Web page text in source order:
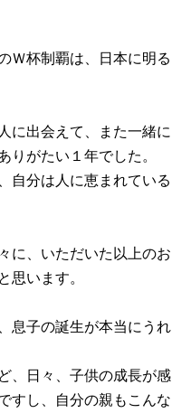
Ｗ杯制覇は、日本に明る
に出会えて、また一緒に
りがたい１年でした。
自分は人に恵まれている
に、いただいた以上のお
思います。
息子の誕生が本当にうれ
、日々、子供の成長が感
すし、自分の親もこんな